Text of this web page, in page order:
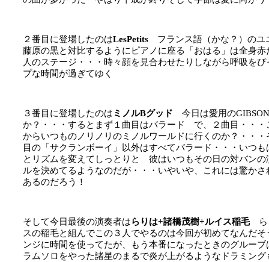
２番目に登場したのはLesPetits フランス語（かな？）の
藤原の黒と対比するようにピアノに座る「おはる」は全身
人のステージ・・・時々顔を見合わせたりしながら呼吸を
プな時間が過ぎてゆく
３番目に登場したのは ミノルBグッド 今日は愛用の
か？・・・するとまず１曲目はバラード で、２曲目・・
からいつものノリノリのミノルワールドに行くのか？・・
目の「サクランボーイ」以外はすべてバラード・・・いつ
とリズムを変えてしっとりと 彼はいつもその日の対バン
ルを決めてるようなのだが・・・いやいや、これには驚か
あるのだろう！
そして今日最後の演奏者はらりは+諸橋茂樹+ルイス稲毛
スの稲毛と組んでこの３人でやるのは今回が初めてなんだ
ンジに時間を使ってたが、もう本番になったときのグルー
ラムソロをやった諸星のまるで炎が上がるようなドラミン